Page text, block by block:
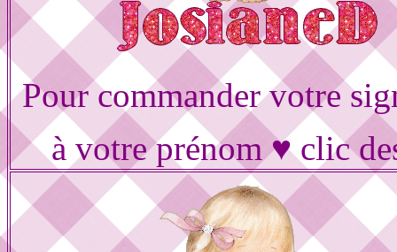
Pour commander votre
à votre prénom ♥ clic